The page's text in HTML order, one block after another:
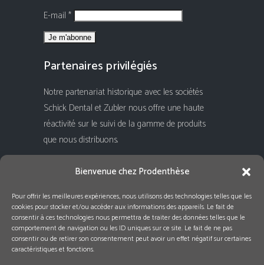
Bienvenue chez Prodenthèse
Pour offrir les meilleures expériences, nous utilisons des technologies telles que les
cookies pour stocker et/ou accéder aux informations des appareils. Le fait de
consentir à ces technologies nous permettra de traiter des données telles que le
comportement de navigation ou les ID uniques sur ce site. Le fait de ne pas
consentir ou de retirer son consentement peut avoir un effet négatif sur certaines
caractéristiques et fonctions.
E-mail *
Partenaires privilégiés
Notre partenariat historique avec les sociétés
Schick Dental et Zubler nous offre une haute
réactivité sur le suivi de la gamme de produits
que nous distribuons.
Rejoignez-nous !